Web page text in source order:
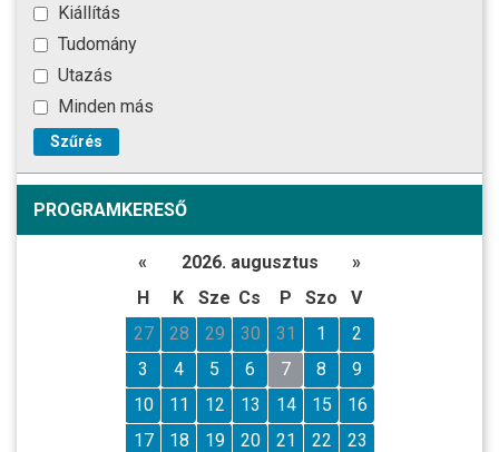
Kiállítás
Tudomány
Utazás
Minden más
Szűrés
PROGRAMKERESŐ
« 2026. augusztus
»
H
K Sze Cs P Szo
V
27
28 29 30 31 1
2
3
4 5 6 7 8
9
10
11 12 13 14 15
16
17
18 19 20 21 22
23